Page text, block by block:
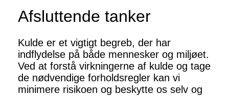
Afsluttende tanker
Kulde er et vigtigt begreb, der har
indflydelse på både mennesker og miljøet.
Ved at forstå virkningerne af kulde og tage
de nødvendige forholdsregler kan vi
minimere risikoen og beskytte os selv og